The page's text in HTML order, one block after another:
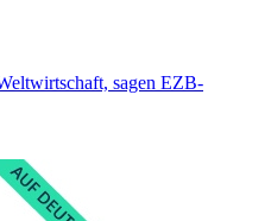
sagen EZB-